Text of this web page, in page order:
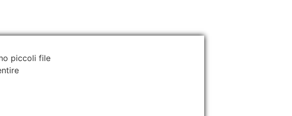
piccoli file